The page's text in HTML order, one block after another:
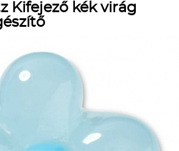
Kifejező kék virág